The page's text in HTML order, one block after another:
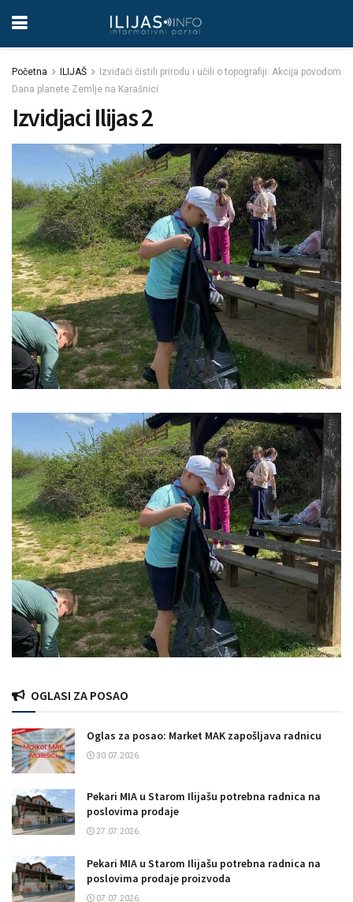
Početna ILIJAŠ
Izviđači čistili prirodu i učili o topografiji: Akcija povodom
Dana planete Zemlje na Karašnici
Izvidjaci Ilijas 2
OGLASI ZA POSAO
Oglas za posao: Market MAK zapošljava radnicu
30.07.2026.
Pekari MIA u Starom Ilijašu potrebna radnica na
poslovima prodaje
27.07.2026.
Pekari MIA u Starom Ilijašu potrebna radnica na
poslovima prodaje proizvoda
07.07.2026.